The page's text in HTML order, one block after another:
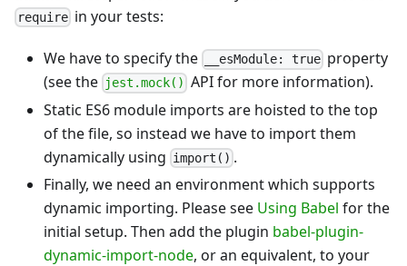
require in your tests:
We have to specify the __esModule: true property
(see the jest.mock() API for more information).
Static ES6 module imports are hoisted to the top
of the file, so instead we have to import them
dynamically using import() .
Finally, we need an environment which supports
dynamic importing. Please see Using Babel for the
initial setup. Then add the plugin babel-plugin-
dynamic-import-node, or an equivalent, to your